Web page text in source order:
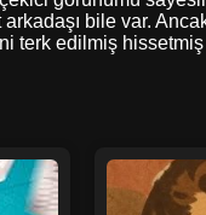
bile var.
terk edilmiş